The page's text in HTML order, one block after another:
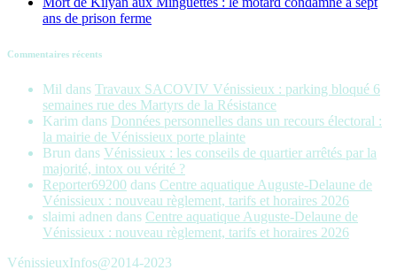
ans de prison ferme
Commentaires récents
Mil dans Travaux SACOVIV Vénissieux : parking bloqué 6
semaines rue des Martyrs de la Résistance
Karim dans Données personnelles dans un recours électoral :
la mairie de Vénissieux porte plainte
Brun dans Vénissieux : les conseils de quartier arrêtés par la
majorité, intox ou vérité ?
Reporter69200 dans Centre aquatique Auguste-Delaune de
Vénissieux : nouveau règlement, tarifs et horaires 2026
slaimi adnen dans Centre aquatique Auguste-Delaune de
Vénissieux : nouveau règlement, tarifs et horaires 2026
VénissieuxInfos@2014-2023